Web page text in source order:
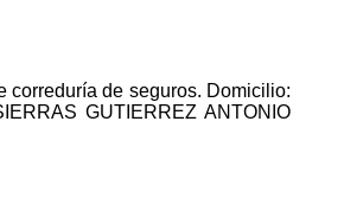
correduría de seguros. Domicilio:
GUTIERREZ ANTONIO